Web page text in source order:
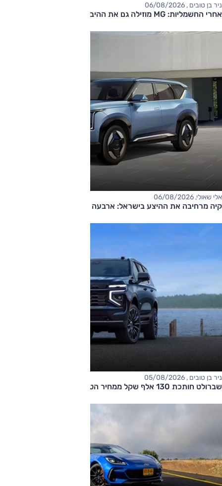
ניר בן טובים , 06/08/2026
אחרי החשמליות: MG מוזילה גם את ההיברידיות
אלי שאולי, 06/08/2026
קיה מרחיבה את ההיצע בישראל: ארבעה דגמים חדשים בדרך
ניר בן טובים , 05/08/2026
שברולט חותכת 130 אלף שקל ממחיר הטאהו